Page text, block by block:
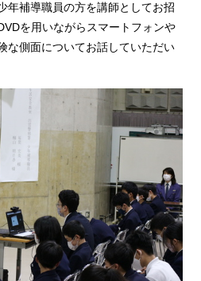
補導職員の方を講師としてお招
を用いながらスマートフォンや
な側面についてお話していただい